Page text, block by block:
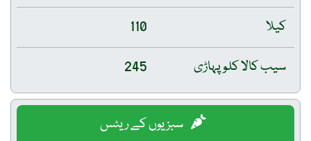
کیلا
110
سیب کالا کلو پہاڑی
245
سبزیوں کے ریٹس